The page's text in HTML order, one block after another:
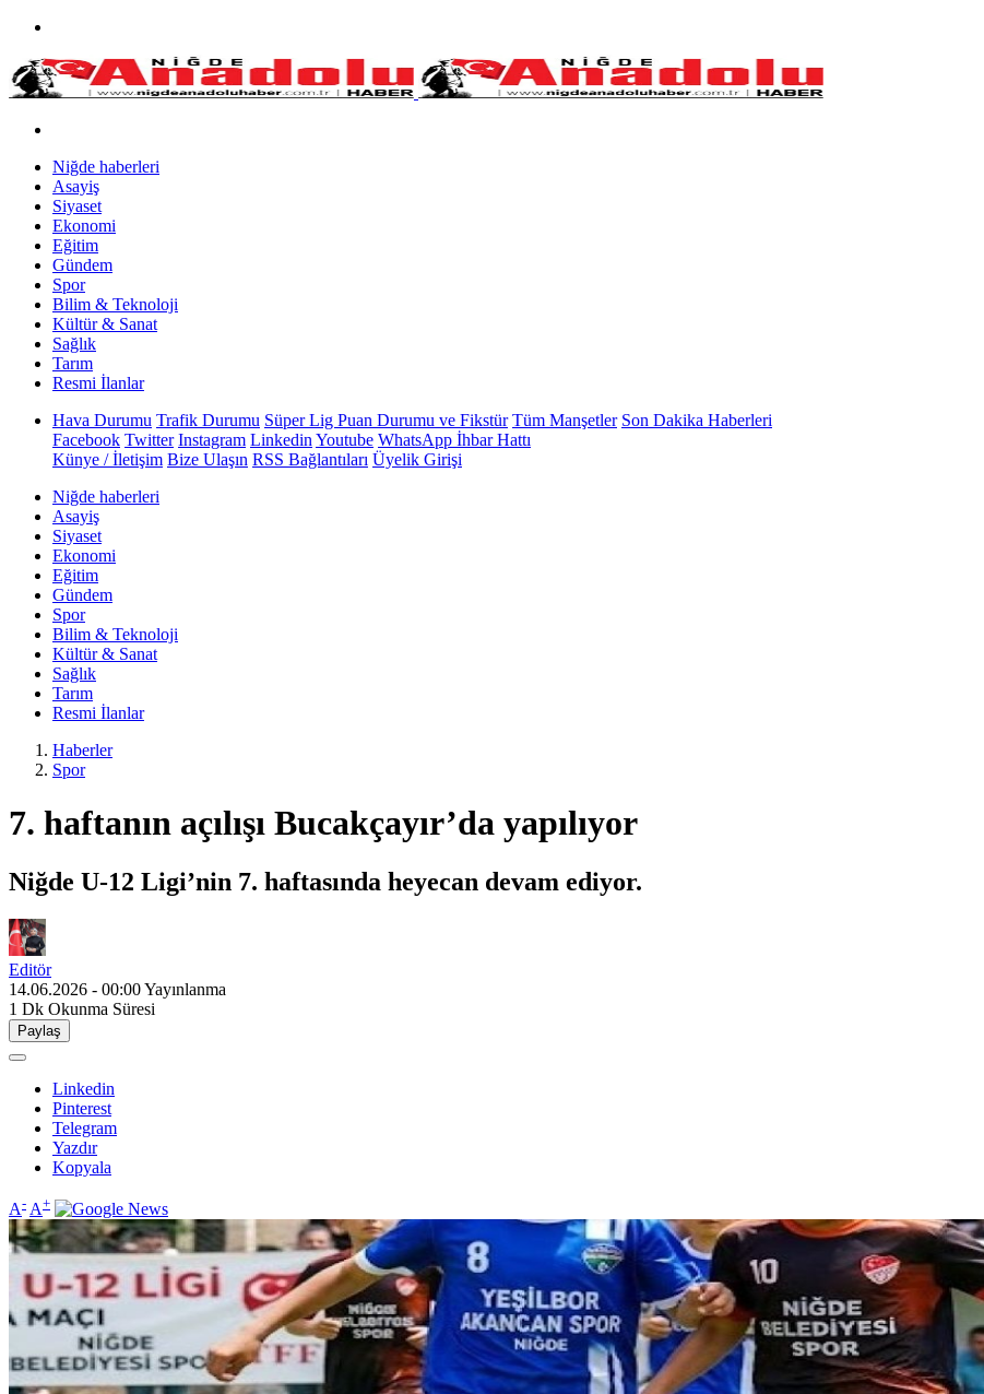
Niğde haberleri
Asayiş
Siyaset
Ekonomi
Eğitim
Gündem
Spor
Bilim & Teknoloji
Kültür & Sanat
Sağlık
Tarım
Resmi İlanlar
Hava Durumu Trafik Durumu Süper Lig Puan Durumu ve Fikstür Tüm Manşetler Son Dakika Haberleri
Facebook Twitter Instagram Linkedin Youtube WhatsApp İhbar Hattı
Künye / İletişim Bize Ulaşın RSS Bağlantıları Üyelik Girişi
Niğde haberleri
Asayiş
Siyaset
Ekonomi
Eğitim
Gündem
Spor
Bilim & Teknoloji
Kültür & Sanat
Sağlık
Tarım
Resmi İlanlar
Haberler
Spor
7. haftanın açılışı Bucakçayır’da yapılıyor
Niğde U-12 Ligi’nin 7. haftasında heyecan devam ediyor.
Editör
14.06.2026 - 00:00Yayınlanma
1 Dk Okunma Süresi
Paylaş
Linkedin
Pinterest
Telegram
Yazdır
Kopyala
A- A+